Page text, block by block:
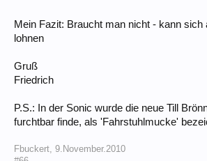
Mein Fazit: Braucht man nicht - kann sich
lohnen
Gruß
Friedrich
P.S.: In der Sonic wurde die neue Till
furchtbar finde, als 'Fahrstuhlmucke'
Fbuckert, 9.November.2010